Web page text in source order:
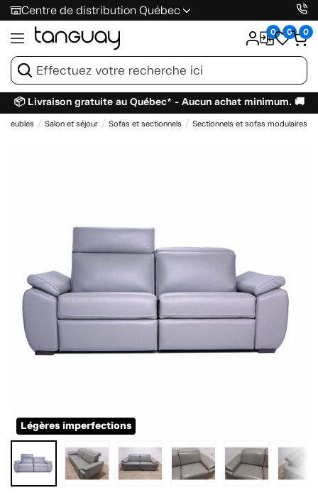
Centre de distribution Québec
0 0 0
📦 Livraison gratuite au Québec* - Aucun achat minimum. 🚚
Meubles Salon et séjour Sofas et sectionnels Sectionnels et sofas modulaires
Légères imperfections